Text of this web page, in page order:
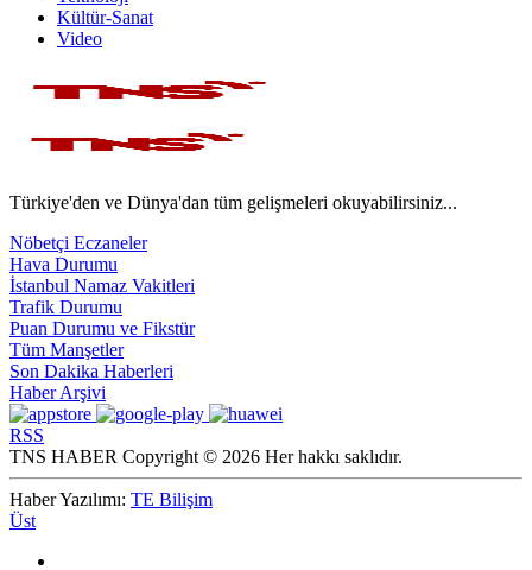
Kültür-Sanat
Video
Türkiye'den ve Dünya'dan tüm gelişmeleri okuyabilirsiniz...
Nöbetçi Eczaneler
Hava Durumu
İstanbul Namaz Vakitleri
Trafik Durumu
Puan Durumu ve Fikstür
Tüm Manşetler
Son Dakika Haberleri
Haber Arşivi
RSS
TNS HABER Copyright © 2026 Her hakkı saklıdır.
Haber Yazılımı: TE Bilişim
Üst